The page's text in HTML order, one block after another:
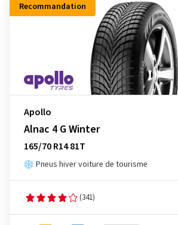
Recommandation
Apollo
Alnac 4 G Winter
165/70 R14 81T
Pneus hiver voiture de tourisme
(341)